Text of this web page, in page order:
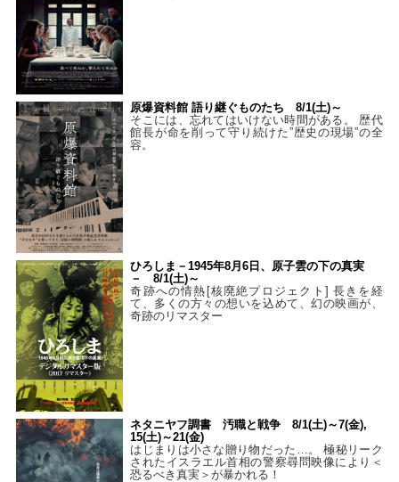
原爆資料館 語り継ぐものたち 8/1(土)～
そこには、忘れてはいけない時間がある。 歴代
館長が命を削って守り続けた”歴史の現場”の全
容。
ひろしま－1945年8月6日、原子雲の下の真実
－ 8/1(土)～
奇跡への情熱[核廃絶プロジェクト] 長きを経
て、多くの方々の想いを込めて、幻の映画が、
奇跡のリマスター
ネタニヤフ調書 汚職と戦争 8/1(土)～7(金),
15(土)～21(金)
はじまりは小さな贈り物だった…。 極秘リーク
されたイスラエル首相の警察尋問映像により＜
恐るべき真実＞が暴かれる！